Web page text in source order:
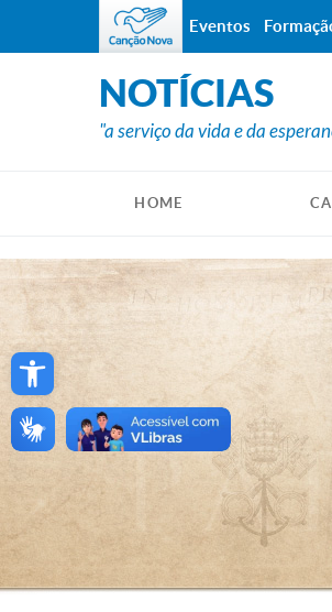
Open toolbar
NOTÍCIAS
"a serviço da vida e da
HOME
Eventos